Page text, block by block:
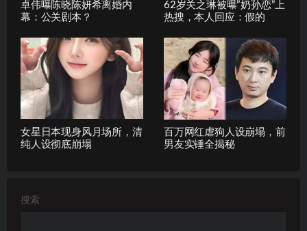
卓伟曝陈晓陈妍希离婚内
幕：公关剧本？
62岁关之琳被曝”奶孙恋”上
热搜，本人回应：假的
女星日本现身风月场所，清
纯人设彻底崩塌
百万网红虐狗人设崩塌，前
男友实锤全揭秘
搜索